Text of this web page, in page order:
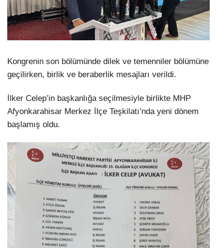
Kongrenin son bölümünde dilek ve temenniler bölümüne
geçilirken, birlik ve beraberlik mesajları verildi.
İlker Celep’in başkanlığa seçilmesiyle birlikte MHP
Afyonkarahisar Merkez İlçe Teşkilatı’nda yeni dönem
başlamış oldu.